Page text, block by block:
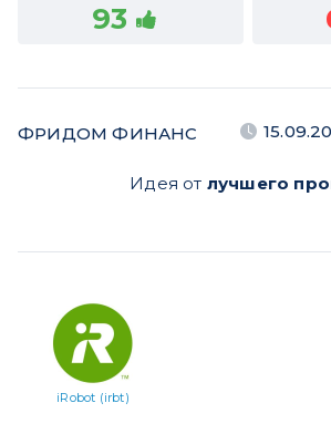
93
ФРИДОМ ФИНАНС
Идея от лучшего
iRobot (irbt)